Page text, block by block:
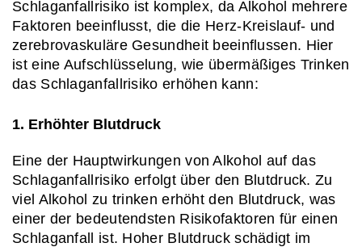
Schlaganfallrisiko ist komplex, da Alkohol mehrere
Faktoren beeinflusst, die die Herz-Kreislauf- und
zerebrovaskuläre Gesundheit beeinflussen. Hier
ist eine Aufschlüsselung, wie übermäßiges Trinken
das Schlaganfallrisiko erhöhen kann:
1. Erhöhter Blutdruck
Eine der Hauptwirkungen von Alkohol auf das
Schlaganfallrisiko erfolgt über den Blutdruck. Zu
viel Alkohol zu trinken erhöht den Blutdruck, was
einer der bedeutendsten Risikofaktoren für einen
Schlaganfall ist. Hoher Blutdruck schädigt im